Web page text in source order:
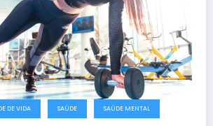
DE VIDA SAÚDE SAÚDE MENTAL